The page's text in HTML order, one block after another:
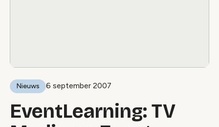
Nieuws 6 september 2007
EventLearning: TV